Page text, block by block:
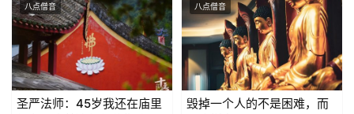
八点僧音
圣严法师：45岁我还在庙里
八点僧音
毁掉一个人的不是困难，而